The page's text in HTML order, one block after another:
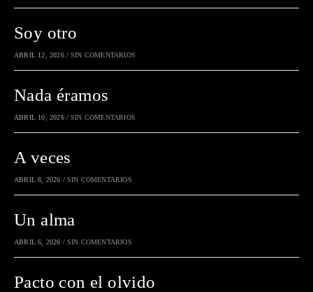
Soy otro
ABRIL 12, 2026 / SIN COMENTARIOS
Nada éramos
ABRIL 10, 2026 / SIN COMENTARIOS
A veces
ABRIL 8, 2026 / SIN COMENTARIOS
Un alma
ABRIL 6, 2026 / SIN COMENTARIOS
Pacto con el olvido